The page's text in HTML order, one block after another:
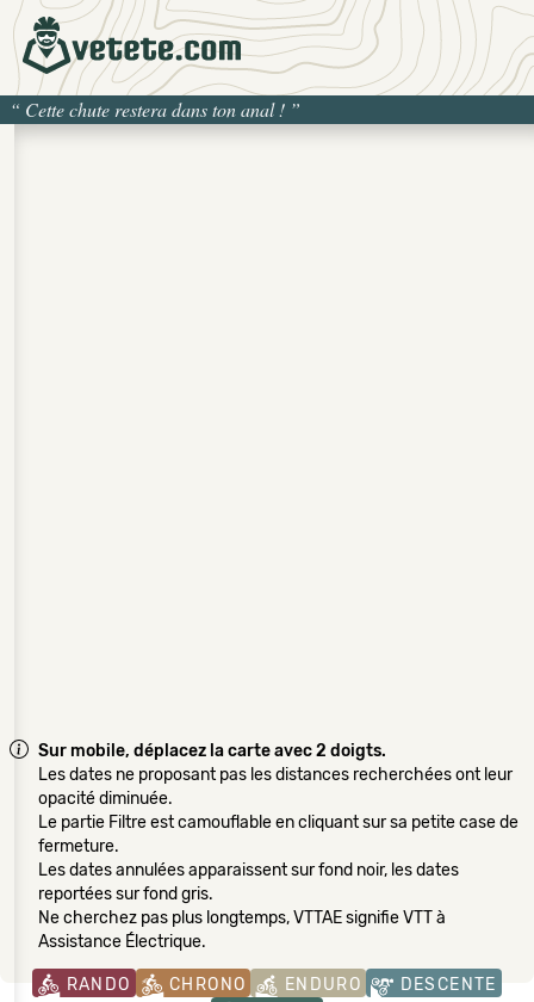
“ Cette chute restera dans ton anal ! ”
Sur mobile, déplacez la carte avec 2 doigts.
Les dates ne proposant pas les distances recherchées ont leur
opacité diminuée.
Le partie Filtre est camouflable en cliquant sur sa petite case de
fermeture.
Les dates annulées apparaissent sur fond noir, les dates
reportées sur fond gris.
Ne cherchez pas plus longtemps, VTTAE signifie VTT à
Assistance Électrique.
RANDO CHRONO ENDURO
DESCENTE